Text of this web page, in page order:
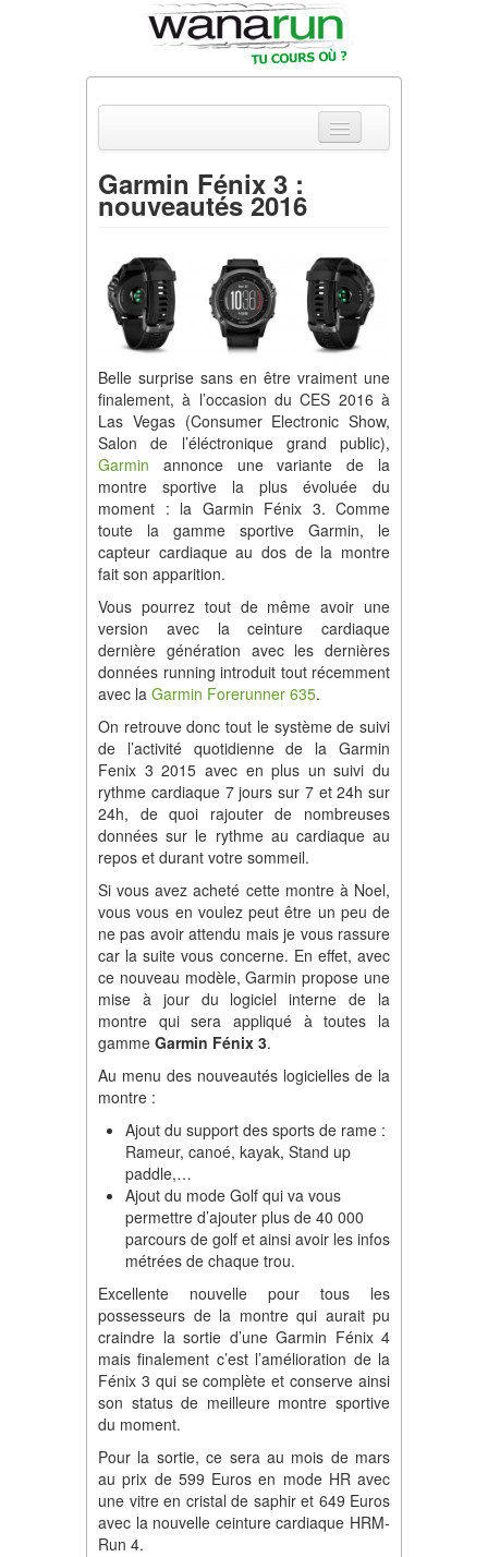
Actualités
Parcours & Courses
Outils & Réseaux
Garmin Fénix 3 :
nouveautés 2016
Belle surprise sans en être vraiment une
finalement, à l’occasion du CES 2016 à
Las Vegas (Consumer Electronic Show,
Salon de l’éléctronique grand public),
Garmin annonce une variante de la
montre sportive la plus évoluée du
moment : la Garmin Fénix 3. Comme
toute la gamme sportive Garmin, le
capteur cardiaque au dos de la montre
fait son apparition.
Vous pourrez tout de même avoir une
version avec la ceinture cardiaque
dernière génération avec les dernières
données running introduit tout récemment
avec la Garmin Forerunner 635.
On retrouve donc tout le système de suivi
de l’activité quotidienne de la Garmin
Fenix 3 2015 avec en plus un suivi du
rythme cardiaque 7 jours sur 7 et 24h sur
24h, de quoi rajouter de nombreuses
données sur le rythme au cardiaque au
repos et durant votre sommeil.
Si vous avez acheté cette montre à Noel,
vous vous en voulez peut être un peu de
ne pas avoir attendu mais je vous rassure
car la suite vous concerne. En effet, avec
ce nouveau modèle, Garmin propose une
mise à jour du logiciel interne de la
montre qui sera appliqué à toutes la
gamme Garmin Fénix 3.
Au menu des nouveautés logicielles de la
montre :
Ajout du support des sports de rame :
Rameur, canoé, kayak, Stand up
paddle,…
Ajout du mode Golf qui va vous
permettre d’ajouter plus de 40 000
parcours de golf et ainsi avoir les infos
métrées de chaque trou.
Excellente nouvelle pour tous les
possesseurs de la montre qui aurait pu
craindre la sortie d’une Garmin Fénix 4
mais finalement c’est l’amélioration de la
Fénix 3 qui se complète et conserve ainsi
son status de meilleure montre sportive
du moment.
Pour la sortie, ce sera au mois de mars
au prix de 599 Euros en mode HR avec
une vitre en cristal de saphir et 649 Euros
avec la nouvelle ceinture cardiaque HRM-
Run 4.